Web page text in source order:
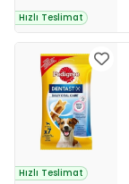
Hızlı Teslimat
Hızlı Teslimat